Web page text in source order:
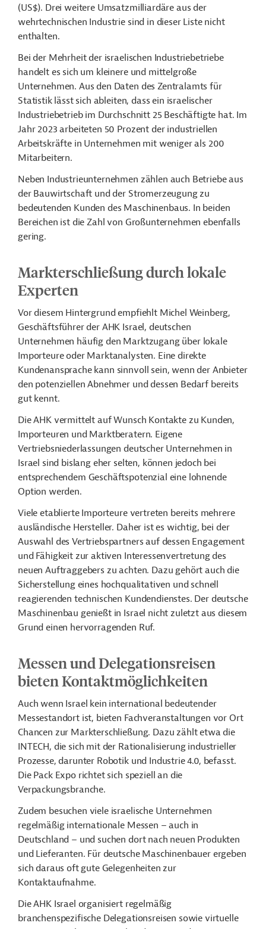
(US$). Drei weitere Umsatzmilliardäre aus der
wehrtechnischen Industrie sind in dieser Liste nicht
enthalten.
Bei der Mehrheit der israelischen Industriebetriebe
handelt es sich um kleinere und mittelgroße
Unternehmen. Aus den Daten des Zentralamts für
Statistik lässt sich ableiten, dass ein israelischer
Industriebetrieb im Durchschnitt 25 Beschäftigte hat. Im
Jahr 2023 arbeiteten 50 Prozent der industriellen
Arbeitskräfte in Unternehmen mit weniger als 200
Mitarbeitern.
Neben Industrieunternehmen zählen auch Betriebe aus
der Bauwirtschaft und der Stromerzeugung zu
bedeutenden Kunden des Maschinenbaus. In beiden
Bereichen ist die Zahl von Großunternehmen ebenfalls
gering.
Markterschließung durch lokale
Experten
Vor diesem Hintergrund empfiehlt Michel Weinberg,
Geschäftsführer der AHK Israel, deutschen
Unternehmen häufig den Marktzugang über lokale
Importeure oder Marktanalysten. Eine direkte
Kundenansprache kann sinnvoll sein, wenn der Anbieter
den potenziellen Abnehmer und dessen Bedarf bereits
gut kennt.
Die AHK vermittelt auf Wunsch Kontakte zu Kunden,
Importeuren und Marktberatern. Eigene
Vertriebsniederlassungen deutscher Unternehmen in
Israel sind bislang eher selten, können jedoch bei
entsprechendem Geschäftspotenzial eine lohnende
Option werden.
Viele etablierte Importeure vertreten bereits mehrere
ausländische Hersteller. Daher ist es wichtig, bei der
Auswahl des Vertriebspartners auf dessen Engagement
und Fähigkeit zur aktiven Interessenvertretung des
neuen Auftraggebers zu achten. Dazu gehört auch die
Sicherstellung eines hochqualitativen und schnell
reagierenden technischen Kundendienstes. Der deutsche
Maschinenbau genießt in Israel nicht zuletzt aus diesem
Grund einen hervorragenden Ruf.
Messen und Delegationsreisen
bieten Kontaktmöglichkeiten
Auch wenn Israel kein international bedeutender
Messestandort ist, bieten Fachveranstaltungen vor Ort
Chancen zur Markterschließung. Dazu zählt etwa die
INTECH, die sich mit der Rationalisierung industrieller
Prozesse, darunter Robotik und Industrie 4.0, befasst.
Die Pack Expo richtet sich speziell an die
Verpackungsbranche.
Zudem besuchen viele israelische Unternehmen
regelmäßig internationale Messen – auch in
Deutschland – und suchen dort nach neuen Produkten
und Lieferanten. Für deutsche Maschinenbauer ergeben
sich daraus oft gute Gelegenheiten zur
Kontaktaufnahme.
Die AHK Israel organisiert regelmäßig
branchenspezifische Delegationsreisen sowie virtuelle